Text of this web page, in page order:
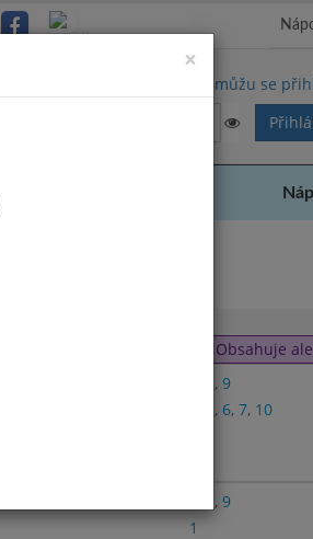
Nemůžu se
Obsahuje
, 9
, 6, 7, 10
, 9
1
×